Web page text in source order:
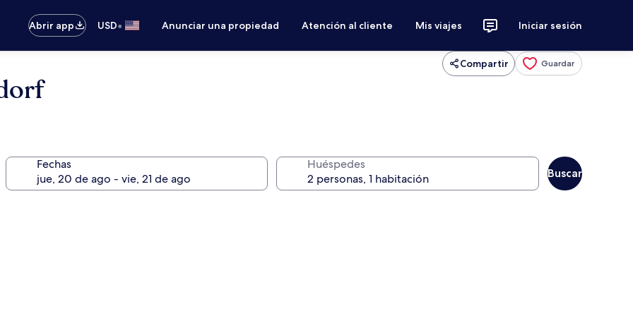
Abrir app
USD• Anunciar una propiedad Atención al cliente Mis viajes Iniciar sesión
Compartir Guardar
Fechas Huéspedes
Buscar